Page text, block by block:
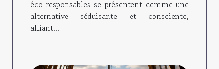
éco-responsables se présentent comme une
alternative séduisante et consciente,
alliant...